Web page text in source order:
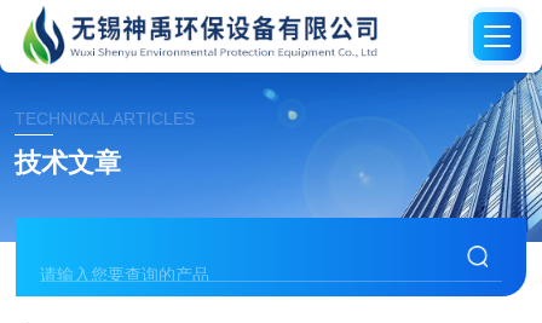
TECHNICAL ARTICLES
技术文章